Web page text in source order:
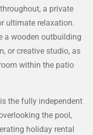
a private
ultimate relaxation.
a wooden outbuilding
or creative studio, as
within the patio
the fully independent
the pool,
holiday rental